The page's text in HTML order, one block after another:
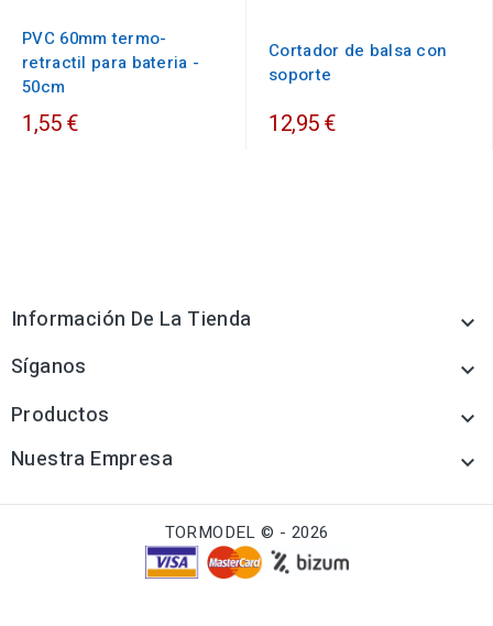
PVC 60mm termo-
retractil para bateria -
50cm
1,55 €
Cortador de balsa con
soporte
12,95 €
Información De La Tienda 
Síganos 
Productos 
Nuestra Empresa 
TORMODEL © - 2026